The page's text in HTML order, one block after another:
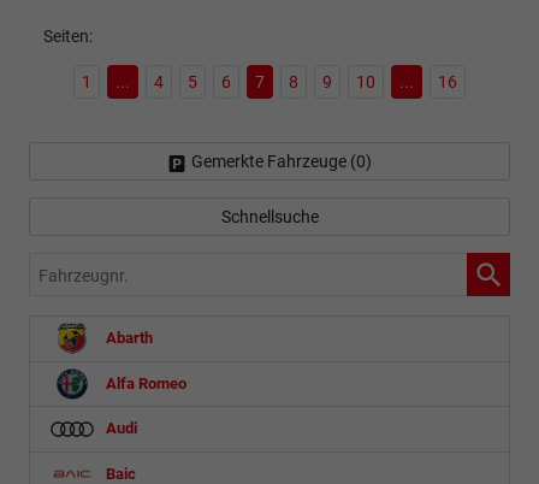
Seiten:
1 ... 4 5 6 7 8 9 10 ... 16
Gemerkte Fahrzeuge (0)
Schnellsuche
Fahrzeugnr.
Abarth
Alfa Romeo
Audi
Baic